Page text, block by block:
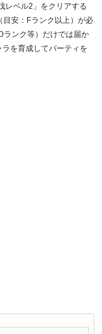
レベル2」をクリアする
目安：Fランク以上）が必
ランク等）だけでは届か
を育成してパーティを